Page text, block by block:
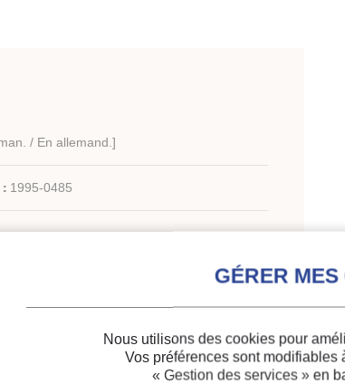
/ En allemand.]
: 1995-0485
2000, London
Nous utilisons des cookies pour
Vos préférences sont modifiables
« Gestion des services » en